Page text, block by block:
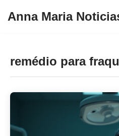
conteúdo
Anna Maria
remédio para